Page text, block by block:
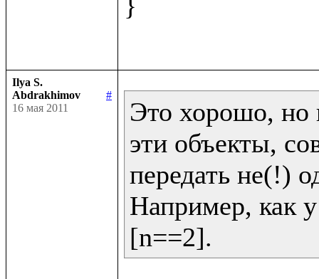
Ilya S.
Abdrakhimov
#
16 мая 2011
Это хорошо, но
эти объекты,
передать не(!)
Например, как
[n==2].